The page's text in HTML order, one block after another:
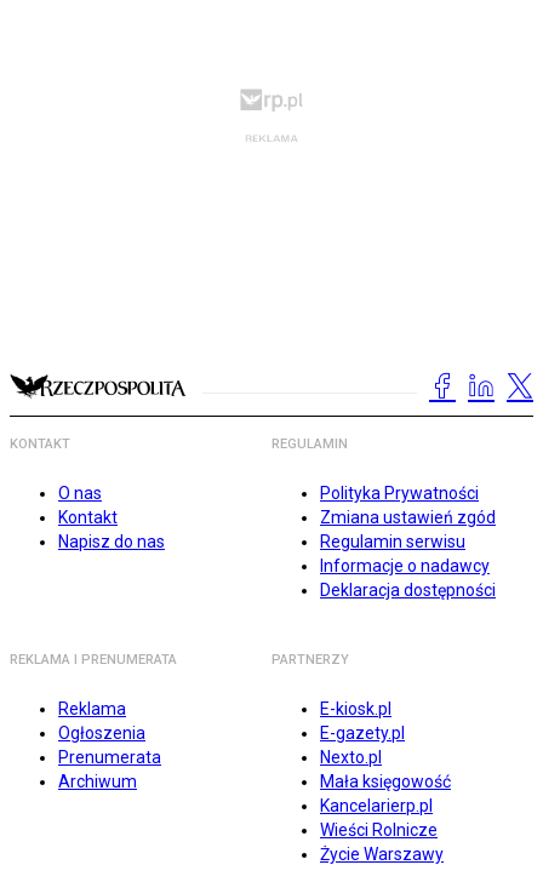
KONTAKT
O nas
Kontakt
Napisz do nas
REGULAMIN
Polityka Prywatności
Zmiana ustawień zgód
Regulamin serwisu
Informacje o nadawcy
Deklaracja dostępności
REKLAMA I PRENUMERATA
Reklama
Ogłoszenia
Prenumerata
Archiwum
PARTNERZY
E-kiosk.pl
E-gazety.pl
Nexto.pl
Mała księgowość
Kancelarierp.pl
Wieści Rolnicze
Życie Warszawy